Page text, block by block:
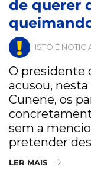
de querer
ISTO É
O presidente
acusou,
Cunene, os
sem a
pretender
LER MAIS